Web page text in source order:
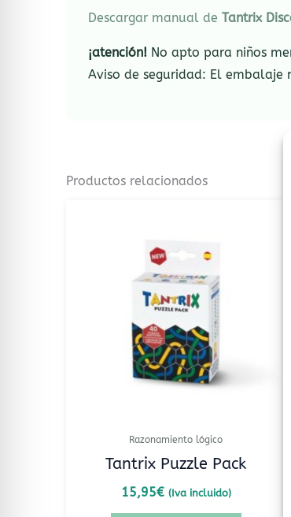
Descargar manual de Tantrix
¡atención! No apto para niños
Aviso de seguridad: El embalaje
Productos relacionados
Razonamiento lógico
Tantrix Puzzle Pack
15,95€ (Iva incluido)